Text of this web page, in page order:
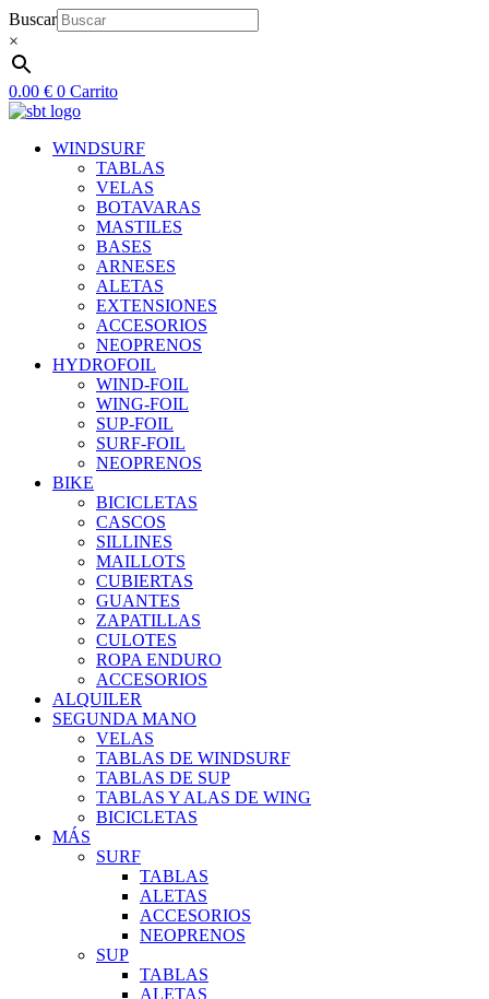
Ir
al
contenido
Buscar
×
0.00 € 0 Carrito
WINDSURF
TABLAS
VELAS
BOTAVARAS
MASTILES
BASES
ARNESES
ALETAS
EXTENSIONES
ACCESORIOS
NEOPRENOS
HYDROFOIL
WIND-FOIL
WING-FOIL
SUP-FOIL
SURF-FOIL
NEOPRENOS
BIKE
BICICLETAS
CASCOS
SILLINES
MAILLOTS
CUBIERTAS
GUANTES
ZAPATILLAS
CULOTES
ROPA ENDURO
ACCESORIOS
ALQUILER
SEGUNDA MANO
VELAS
TABLAS DE WINDSURF
TABLAS DE SUP
TABLAS Y ALAS DE WING
BICICLETAS
MÁS
SURF
TABLAS
ALETAS
ACCESORIOS
NEOPRENOS
SUP
TABLAS
ALETAS